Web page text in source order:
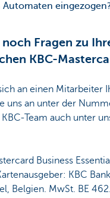
noch Fragen zu
KBC-
an einen Mitarbeiter
uns an unter der
Team auch unter
Business
KBC
Belgien. MwSt. BE